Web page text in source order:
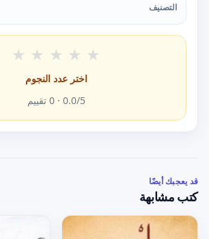
التصنيف
★ ★ ★ ★ ★
اختر عدد النجوم
0.0/5 ·
0 تقييم
قد يعجبك أيضًا
كتب مشابهة